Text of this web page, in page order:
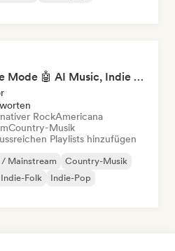
Pop Machine Mode 🤖 AI Music, Indie Pop & Dream Pop
RockAmericana
Country-Musik
Playlists hinzufügen
/ Mainstream
Country-Musik
Indie-Folk
Indie-Pop